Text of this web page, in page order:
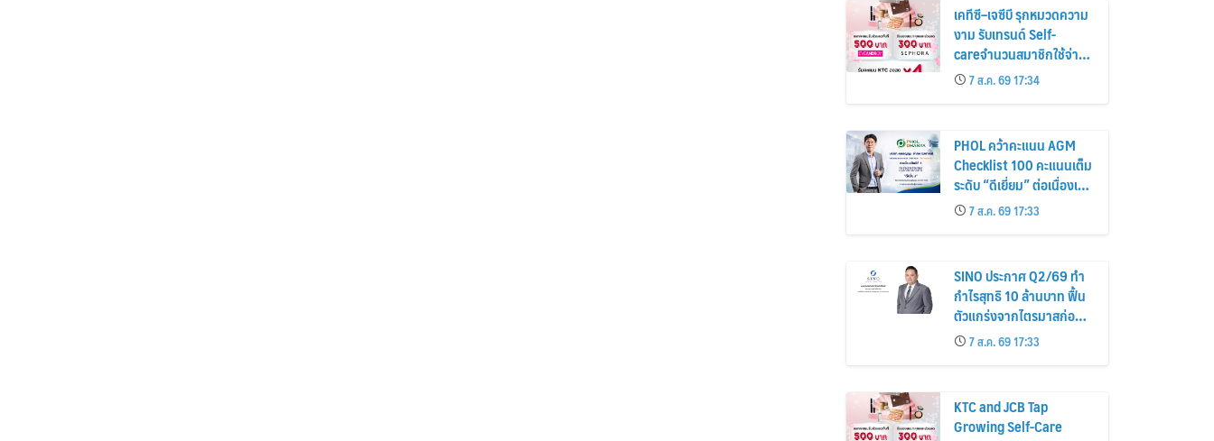
เคทีซี–เจซีบี รุกหมวดความ
งาม รับเทรนด์ Self-
careจำนวนสมาชิกใช้จ่าย
หมวดเครื่องสำอางเพิ่ม
26%
7 ส.ค. 69 17:34
PHOL คว้าคะแนน AGM
Checklist 100 คะแนนเต็ม
ระดับ “ดีเยี่ยม” ต่อเนื่องเป็น
ปีที่ 7 ตอกย้ำการดำเนิน
ธุรกิจตามหลักธรรมาภิบาล
โปร่งใส สร้างความเชื่อมั่นผู้
7 ส.ค. 69 17:33
SINO ประกาศ Q2/69 ทำ
กำไรสุทธิ 10 ล้านบาท ฟื้น
ตัวแกร่งจากไตรมาสก่อน
เตรียมจ่ายปันผลระหว่าง
กาล 0.014423 บาทต่อหุ้น
ครึ่งปีหลังมุ่งเติบโตต่อเนื่อง
7 ส.ค. 69 17:33
KTC and JCB Tap
Growing Self-Care